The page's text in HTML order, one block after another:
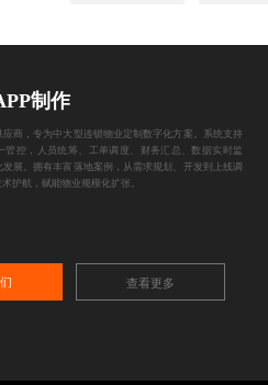
制作
商，专为中大型连锁物业定制数字化方案。系统支持
管控，人员统筹、工单调度、财务汇总、数据实时监
展。拥有丰富落地案例，从需求规划、开发到上线调
护航，赋能物业规模化扩张。
查看更多